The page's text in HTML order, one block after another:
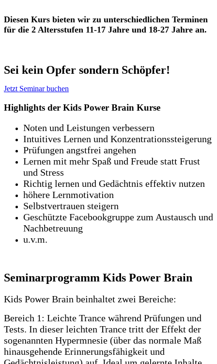
Diesen Kurs bieten wir zu unterschiedlichen Terminen
für die 2 Altersstufen 11-17 Jahre und 18-27 Jahre an.
Sei kein Opfer sondern Schöpfer!
Jetzt Seminar buchen
Highlights der Kids Power Brain Kurse
Noten und Leistungen verbessern
Intuitives Lernen und Konzentrationssteigerung
Prüfungen angstfrei angehen
Lernen mit mehr Spaß und Freude statt Frust
und Stress
Richtig lernen und Gedächtnis effektiv nutzen
höhere Lernmotivation
Selbstvertrauen steigern
Geschützte Facebookgruppe zum Austausch und
Nachbetreuung
u.v.m.
Seminarprogramm Kids Power Brain
Kids Power Brain beinhaltet zwei Bereiche:
Bereich 1: Leichte Trance während Prüfungen und
Tests. In dieser leichten Trance tritt der Effekt der
sogenannten Hypermnesie (über das normale Maß
hinausgehende Erinnerungsfähigkeit und